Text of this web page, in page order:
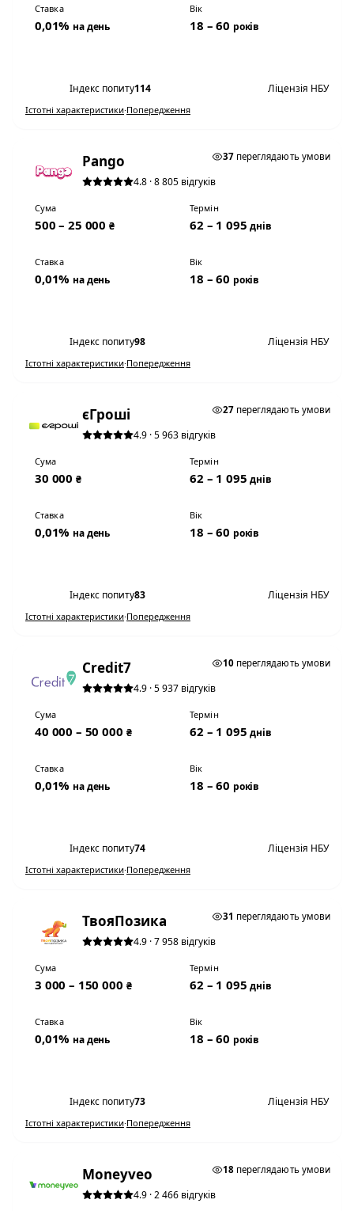
Ставка
0,01% на день
Вік
18 – 60 років
Індекс попиту114 Ліцензія НБУ
Істотні характеристики·Попередження
37переглядають умови
Pango
4.8 · 8 805 відгуків
Сума
500 – 25 000₴
Термін
62 – 1 095днів
Ставка
0,01% на день
Вік
18 – 60 років
Індекс попиту98 Ліцензія НБУ
Істотні характеристики·Попередження
27переглядають умови
єГроші
4.9 · 5 963 відгуків
Сума
30 000 ₴
Термін
62 – 1 095днів
Ставка
0,01% на день
Вік
18 – 60 років
Індекс попиту83 Ліцензія НБУ
Істотні характеристики·Попередження
10переглядають умови
Credit7
4.9 · 5 937 відгуків
Сума
40 000 – 50 000 ₴
Термін
62 – 1 095днів
Ставка
0,01% на день
Вік
18 – 60 років
Індекс попиту74 Ліцензія НБУ
Істотні характеристики·Попередження
31 переглядають умови
ТвояПозика
4.9 · 7 958 відгуків
Сума
3 000 – 150 000 ₴
Термін
62 – 1 095днів
Ставка
0,01% на день
Вік
18 – 60 років
Індекс попиту73 Ліцензія НБУ
Істотні характеристики·Попередження
18переглядають умови
Moneyveo
4.9 · 2 466 відгуків